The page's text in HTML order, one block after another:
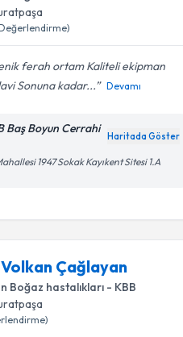
ferah ortam Kaliteli ekipman
Sonuna kadar...
Devamı
Baş Boyun Cerrahi
Haritada Göster
1947 Sokak Kayıkent Sitesi 1.A
Çağlayan
Boğaz hastalıkları - KBB